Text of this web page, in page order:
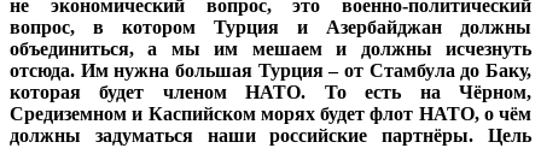
не экономический вопрос, это военно-политический
вопрос, в котором Турция и Азербайджан должны
объединиться, а мы им мешаем и должны исчезнуть
отсюда. Им нужна большая Турция – от Стамбула до Баку,
которая будет членом НАТО. То есть на Чёрном,
Средиземном и Каспийском морях будет флот НАТО, о чём
должны задуматься наши российские партнёры. Цель